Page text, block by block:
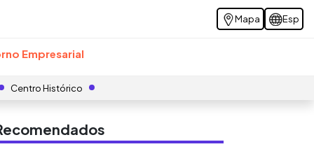
Mapa Esp
Empresarial
Centro Histórico